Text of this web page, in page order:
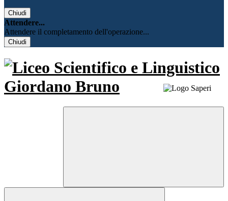
Chiudi
Attendere...
Attendere il completamento dell'operazione...
Chiudi